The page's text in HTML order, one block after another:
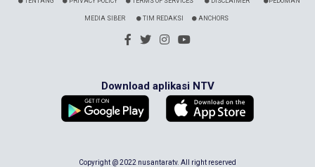
MEDIA SIBER TIM REDAKSI ANCHORS
Download aplikasi NTV
Copyright @ 2022 nusantaratv. All right reserved